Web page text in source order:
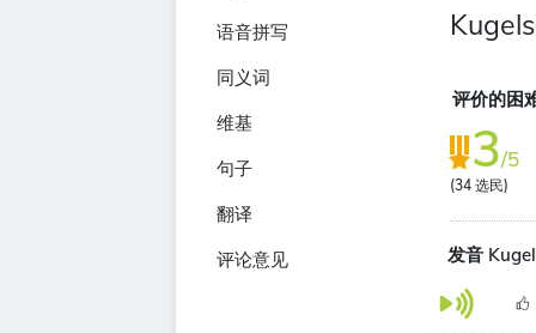
语音拼写
同义词
维基
句子
翻译
评论意见
评价的困
3/5
(34 选民)
发音